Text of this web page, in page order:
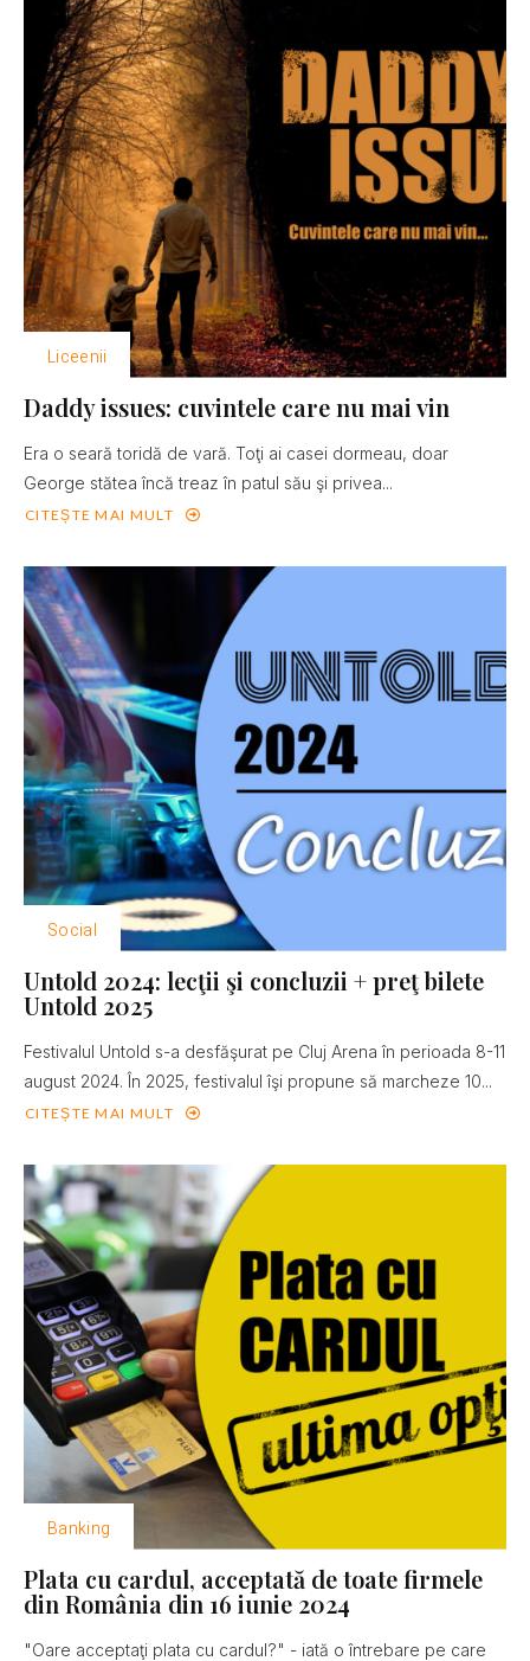
Liceenii
Daddy issues: cuvintele care nu mai vin
Era o seară toridă de vară. Toţi ai casei dormeau, doar
George stătea încă treaz în patul său şi privea...
CITEȘTE MAI MULT
Social
Untold 2024: lecţii şi concluzii + preţ bilete
Untold 2025
Festivalul Untold s-a desfăşurat pe Cluj Arena în perioada 8-11
august 2024. În 2025, festivalul îşi propune să marcheze 10...
CITEȘTE MAI MULT
Banking
Plata cu cardul, acceptată de toate firmele
din România din 16 iunie 2024
"Oare acceptaţi plata cu cardul?" - iată o întrebare pe care